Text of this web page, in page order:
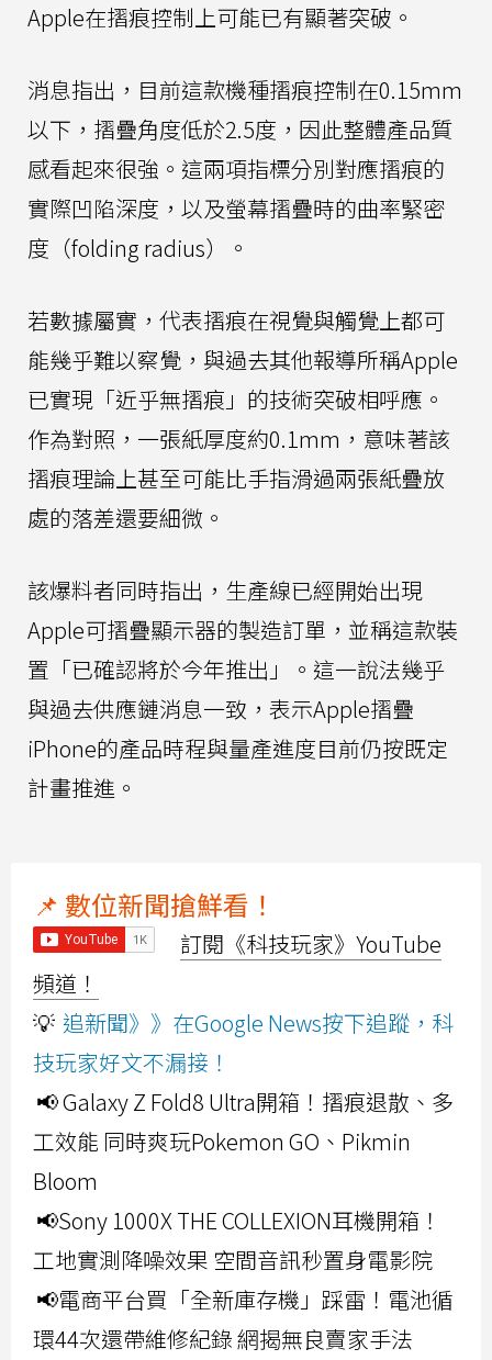
Apple在摺痕控制上可能已有顯著突破。
消息指出，目前這款機種摺痕控制在0.15mm
以下，摺疊角度低於2.5度，因此整體產品質
感看起來很強。這兩項指標分別對應摺痕的
實際凹陷深度，以及螢幕摺疊時的曲率緊密
度（folding radius）。
若數據屬實，代表摺痕在視覺與觸覺上都可
能幾乎難以察覺，與過去其他報導所稱Apple
已實現「近乎無摺痕」的技術突破相呼應。
作為對照，一張紙厚度約0.1mm，意味著該
摺痕理論上甚至可能比手指滑過兩張紙疊放
處的落差還要細微。
該爆料者同時指出，生產線已經開始出現
Apple可摺疊顯示器的製造訂單，並稱這款裝
置「已確認將於今年推出」。這一說法幾乎
與過去供應鏈消息一致，表示Apple摺疊
iPhone的產品時程與量產進度目前仍按既定
計畫推進。
📌 數位新聞搶鮮看！
訂閱《科技玩家》YouTube
頻道！
💡 追新聞》》在Google News按下追蹤，科
技玩家好文不漏接！
📢 Galaxy Z Fold8 Ultra開箱！摺痕退散、多
工效能 同時爽玩Pokemon GO、Pikmin
Bloom
📢Sony 1000X THE COLLEXION耳機開箱！
工地實測降噪效果 空間音訊秒置身電影院
📢電商平台買「全新庫存機」踩雷！電池循
環44次還帶維修紀錄 網揭無良賣家手法